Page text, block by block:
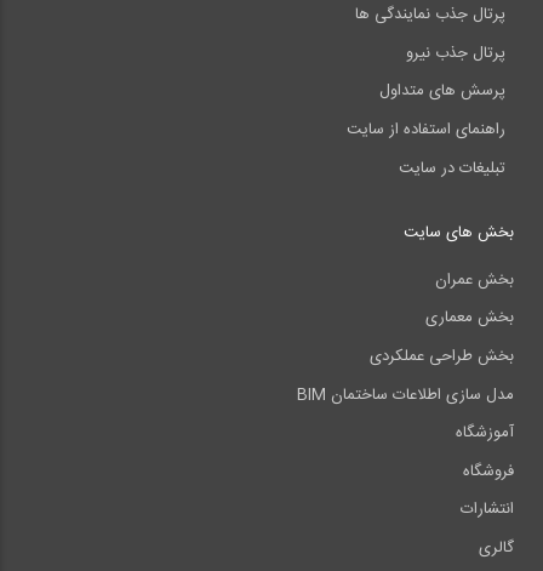
پرتال جذب نمایندگی ها
پرتال جذب نیرو
پرسش های متداول
راهنمای استفاده از سایت
تبلیغات در سایت
بخش های سایت
بخش عمران
بخش معماری
بخش طراحی عملکردی
مدل سازی اطلاعات ساختمان BIM
آموزشگاه
فروشگاه
انتشارات
گالری